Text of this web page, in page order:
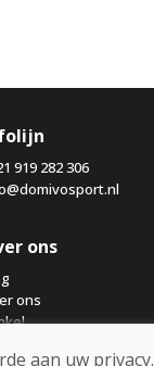
919 282 306
ons
ons
aan uw privacy.